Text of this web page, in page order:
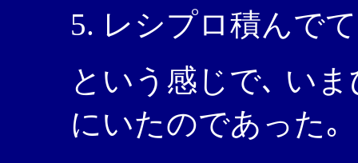
レシプロ積んで
という感じで､ い
にいたのであった｡